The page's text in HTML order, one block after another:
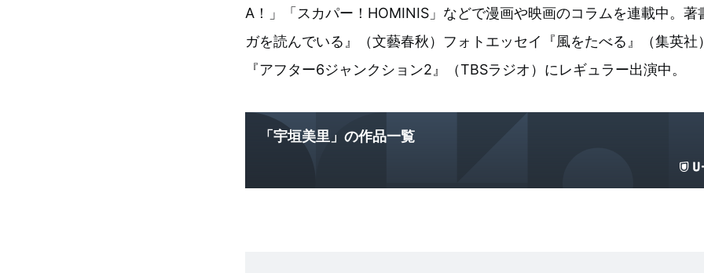
A！」「スカパー！HOMINIS」などで漫画や映画のコラムを連載中。著
ガを読んでいる』（文藝春秋）フォトエッセイ『風をたべる』（集英社
『アフター6ジャンクション2』（TBSラジオ）にレギュラー出演中。
「宇垣美里」の作品一覧